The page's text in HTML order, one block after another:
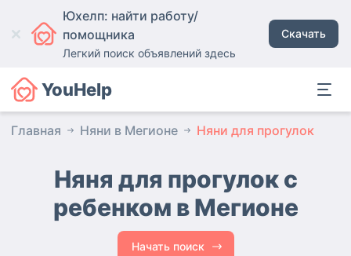
Юхелп: найти работу/
помощника
Легкий поиск объявлений здесь
Скачать
YouHelp
Главная Няни в Мегионе Няни для прогулок
Няня для прогулок с
ребенком в Мегионе
Начать поиск